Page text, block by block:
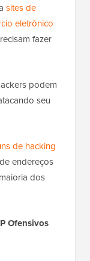
sites de
eletrônico
fazer
podem
seu
de hacking
endereços
dos
Ofensivos